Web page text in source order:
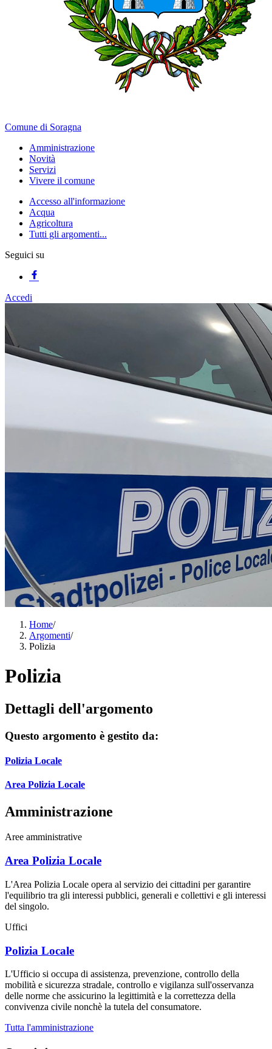
Comune di Soragna
Amministrazione
Novità
Servizi
Vivere il comune
Accesso all'informazione
Acqua
Agricoltura
Tutti gli argomenti...
Seguici su
Accedi
Home/
Argomenti/
Polizia
Polizia
Dettagli dell'argomento
Questo argomento è gestito da:
Polizia Locale
Area Polizia Locale
Amministrazione
Aree amministrative
Area Polizia Locale
L'Area Polizia Locale opera al servizio dei cittadini per garantire
l'equilibrio tra gli interessi pubblici, generali e collettivi e gli interessi
del singolo.
Uffici
Polizia Locale
L'Ufficio si occupa di assistenza, prevenzione, controllo della
mobilità e sicurezza stradale, controllo e vigilanza sull'osservanza
delle norme che assicurino la legittimità e la correttezza della
convivenza civile nonchè la tutela del consumatore.
Tutta l'amministrazione